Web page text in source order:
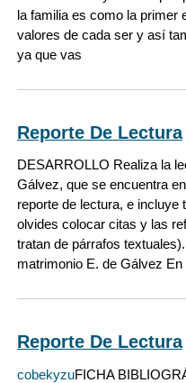
la familia es como la primer
valores de cada ser y así
ya que vas
Reporte De Lectura
DESARROLLO Realiza la
Gálvez, que se encuentra
reporte de lectura, e incluye
olvides colocar citas y las
tratan de párrafos
matrimonio E. de Gálvez En
Reporte De Lectura
cobekyzuFICHA